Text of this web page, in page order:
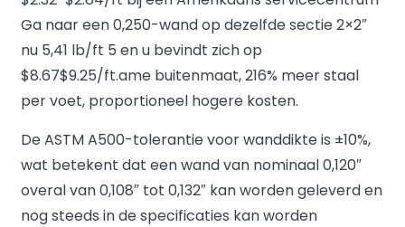
Ga naar een 0,250-wand op dezelfde sectie 2×2″
nu 5,41 lb/ft 5 en u bevindt zich op
$8.67$9.25/ft.ame buitenmaat, 216% meer staal
per voet, proportioneel hogere kosten.
De ASTM A500-tolerantie voor wanddikte is ±10%,
wat betekent dat een wand van nominaal 0,120″
overal van 0,108″ tot 0,132″ kan worden geleverd en
nog steeds in de specificaties kan worden